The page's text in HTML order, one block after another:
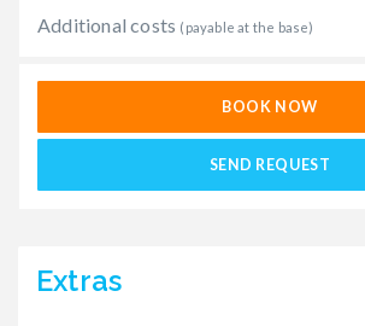
Additional costs (payable at the base)
BOOK NOW
SEND REQUEST
Extras